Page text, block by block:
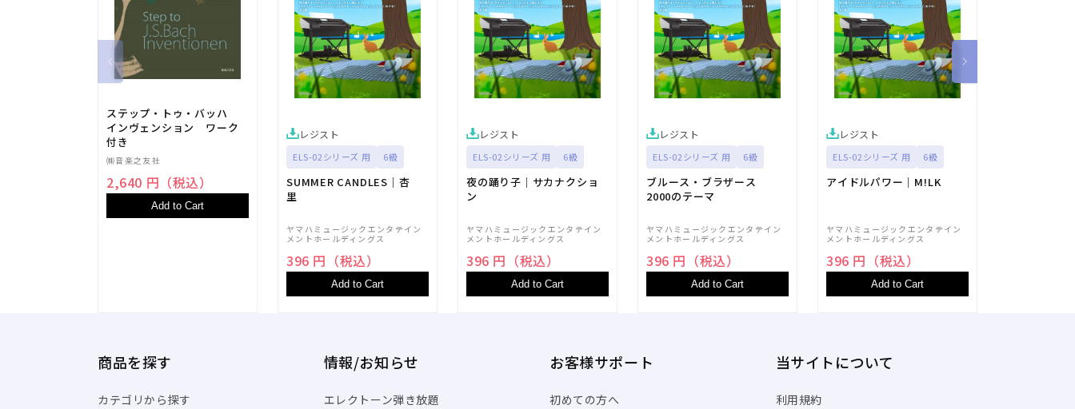
ステップ・トゥ・バッハ
インヴェンション ワーク
付き
㈱音楽之友社
2,640 円（税込）
Add to Cart
レジスト
ELS-02シリーズ 用 6級
SUMMER CANDLES｜杏
里
ヤマハミュージックエンタテイン
メントホールディングス
396 円（税込）
Add to Cart
レジスト
ELS-02シリーズ 用 6級
夜の踊り子｜サカナクショ
ン
ヤマハミュージックエンタテイン
メントホールディングス
396 円（税込）
Add to Cart
レジスト
ELS-02シリーズ 用 6級
ブルース・ブラザース
2000のテーマ
ヤマハミュージックエンタテイン
メントホールディングス
396 円（税込）
Add to Cart
レジスト
ELS-02シリーズ 用 6級
アイドルパワー｜M!LK
ヤマハミュージックエンタテイン
メントホールディングス
396 円（税込）
Add to Cart
商品を探す
カテゴリから探す
情報/お知らせ
エレクトーン弾き放題
お客様サポート
初めての方へ
当サイトについて
利用規約